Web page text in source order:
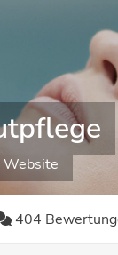
Website
404